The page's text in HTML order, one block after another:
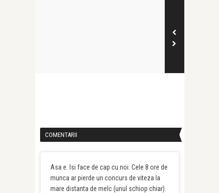
COMENTARII
Asa e. Isi face de cap cu noi. Cele 8 ore de
munca ar pierde un concurs de viteza la
mare distanta de melc (unul schiop chiar).